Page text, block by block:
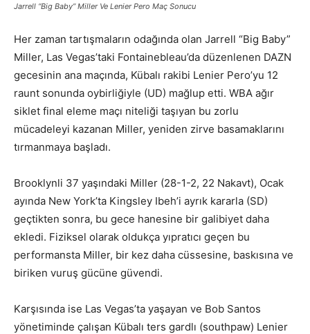
Jarrell “Big Baby” Miller Ve Lenier Pero Maç Sonucu
Her zaman tartışmaların odağında olan Jarrell “Big Baby”
Miller, Las Vegas’taki Fontainebleau’da düzenlenen DAZN
gecesinin ana maçında, Kübalı rakibi Lenier Pero’yu 12
raunt sonunda oybirliğiyle (UD) mağlup etti. WBA ağır
siklet final eleme maçı niteliği taşıyan bu zorlu
mücadeleyi kazanan Miller, yeniden zirve basamaklarını
tırmanmaya başladı.
Brooklynli 37 yaşındaki Miller (28-1-2, 22 Nakavt), Ocak
ayında New York’ta Kingsley Ibeh’i ayrık kararla (SD)
geçtikten sonra, bu gece hanesine bir galibiyet daha
ekledi. Fiziksel olarak oldukça yıpratıcı geçen bu
performansta Miller, bir kez daha cüssesine, baskısına ve
biriken vuruş gücüne güvendi.
Karşısında ise Las Vegas’ta yaşayan ve Bob Santos
yönetiminde çalışan Kübalı ters gardlı (southpaw) Lenier